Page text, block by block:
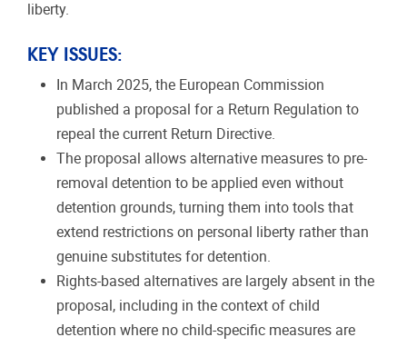
liberty.
KEY ISSUES:
In March 2025, the European Commission
published a proposal for a Return Regulation to
repeal the current Return Directive.
The proposal allows alternative measures to pre-
removal detention to be applied even without
detention grounds, turning them into tools that
extend restrictions on personal liberty rather than
genuine substitutes for detention.
Rights-based alternatives are largely absent in the
proposal, including in the context of child
detention where no child-specific measures are